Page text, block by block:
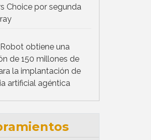
Choice por segunda
obtiene una
de 150 millones de
la implantación de
artificial agéntica